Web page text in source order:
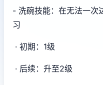
- 洗碗技能：在无法一次
习
· 初期：1级
· 后续：升至2级